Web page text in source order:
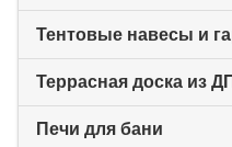
Тентовые навесы и
Террасная доска из
Печи для бани